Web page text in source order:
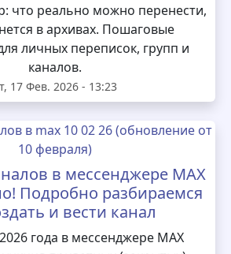
что реально можно перенести,
в архивах. Пошаговые
личных переписок, групп и
каналов.
17 Фев. 2026 - 13:23
в мессенджере MAX
Подробно разбираемся
и вести канал
года в мессенджере MAX